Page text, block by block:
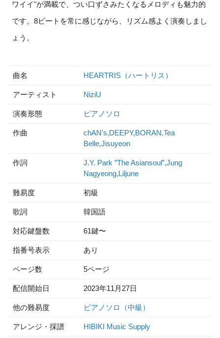
ワイイ"が満載で、つい口ずさみたくなるメロディも魅力的
です。8ビートを常に感じながら、リズム感よく演奏しまし
ょう。
曲名 HEARTRIS（ハートリス）
アーティスト NiziU
演奏形態 ピアノソロ
作曲
chAN's,DEEPY,BORAN,Tea
Belle,Jisuyeon
作詞
J.Y. Park ”The Asiansoul”,Jung
Nagyeong,Liljune
難易度 初級
歌詞 韓国語
対応鍵盤数 61鍵〜
指番号表示 あり
ページ数 5ページ
配信開始日 2023年11月27日
他の難易度 ピアノソロ（中級）
アレンジ・採譜 HIBIKI Music Supply